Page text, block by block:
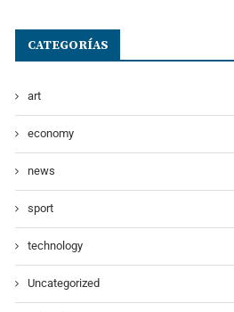
CATEGORÍAS
art
economy
news
sport
technology
Uncategorized